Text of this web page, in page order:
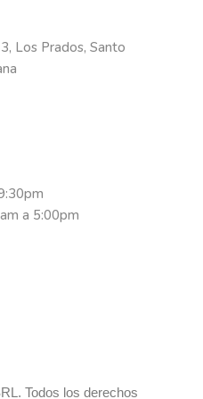
Los Prados, Santo
a 5:00pm
Todos los derechos